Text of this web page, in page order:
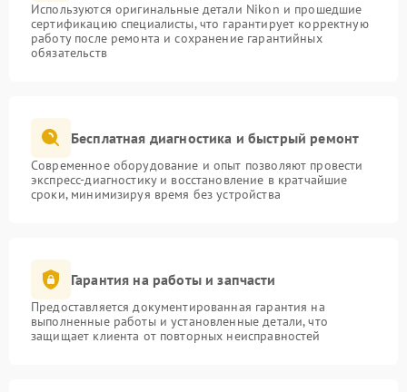
Используются оригинальные детали Nikon и прошедшие
сертификацию специалисты, что гарантирует корректную
работу после ремонта и сохранение гарантийных
обязательств
Бесплатная диагностика и быстрый ремонт
Современное оборудование и опыт позволяют провести
экспресс-диагностику и восстановление в кратчайшие
сроки, минимизируя время без устройства
Гарантия на работы и запчасти
Предоставляется документированная гарантия на
выполненные работы и установленные детали, что
защищает клиента от повторных неисправностей